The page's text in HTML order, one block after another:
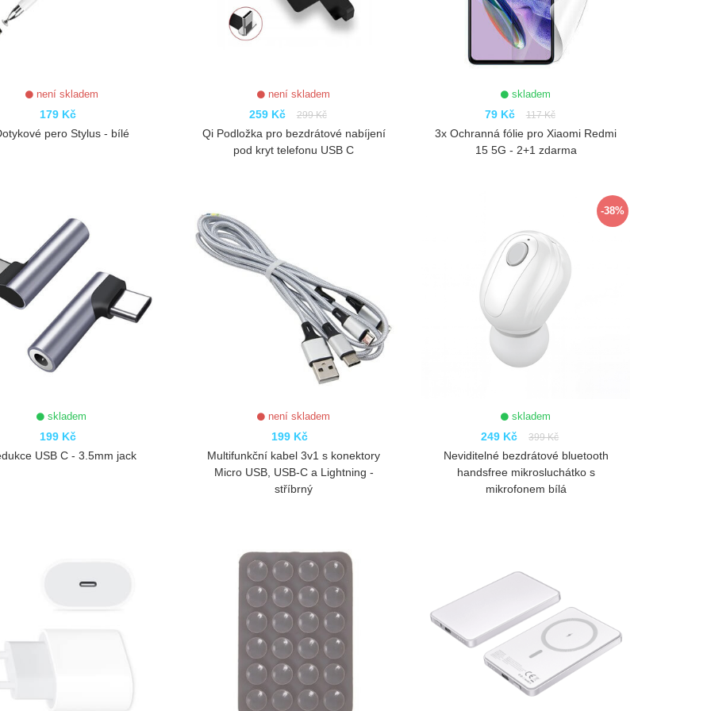
není skladem
179 Kč
pero Stylus - bílé
není skladem
259 Kč 299 Kč
Qi Podložka pro bezdrátové nabíjení
pod kryt telefonu USB C
skladem
79 Kč 117 Kč
3x Ochranná fólie pro Xiaomi Redmi
15 5G - 2+1 zdarma
skladem
199 Kč
USB C - 3.5mm jack
není skladem
199 Kč
Multifunkční kabel 3v1 s konektory
Micro USB, USB-C a Lightning -
stříbrný
-38%
skladem
249 Kč 399 Kč
Neviditelné bezdrátové bluetooth
handsfree mikrosluchátko s
mikrofonem bílá